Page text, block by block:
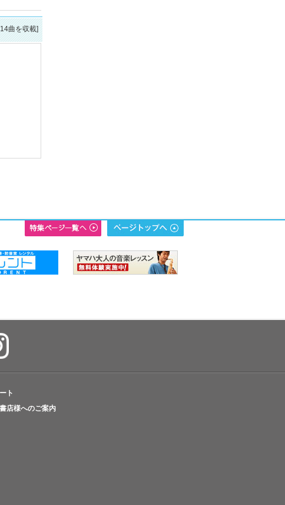
曲を収載]
ト
店様へのご案内